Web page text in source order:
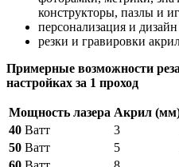
конструкторы, пазлы и
персонализация и
резки и гравировки
Примерные возможности
настройках за 1 проход
Мощность лазера Акрил
40 Ватт 3
50 Ватт 5